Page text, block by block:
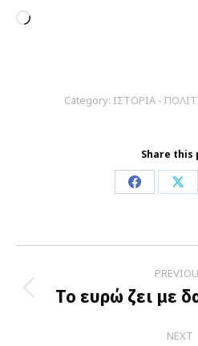
Loading…
Category: ΙΣΤΟΡΙΑ -
Share this
Share
Facebook
X
navigation
Το ευρώ ζει με
NEXT